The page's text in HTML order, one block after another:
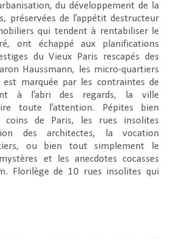
du développement de la
préservées de l’appétit destructeur
qui tendent à rentabiliser le
ont échappé aux planifications
du Vieux Paris rescapés des
Haussmann, les micro-quartiers
marquée par les contraintes de
à l’abri des regards, la ville
toute l’attention. Pépites bien
coins de Paris, les rues insolites
des architectes, la vocation
ou bien tout simplement le
et les anecdotes cocasses
Florilège de 10 rues insolites qui